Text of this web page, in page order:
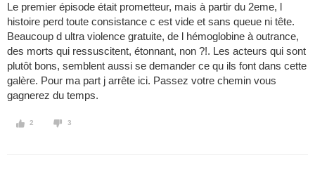
Le premier épisode était prometteur, mais à partir du 2eme, l
histoire perd toute consistance c est vide et sans queue ni tête.
Beaucoup d ultra violence gratuite, de l hémoglobine à outrance,
des morts qui ressuscitent, étonnant, non ?!. Les acteurs qui sont
plutôt bons, semblent aussi se demander ce qu ils font dans cette
galère. Pour ma part j arrête ici. Passez votre chemin vous
gagnerez du temps.
2 3